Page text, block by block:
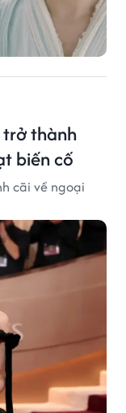
trở thành
biến cố
cãi về ngoại